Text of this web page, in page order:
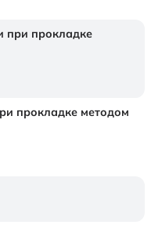
при прокладке
прокладке методом